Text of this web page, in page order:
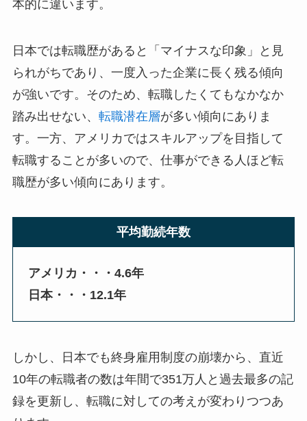
本的に違います。
日本では転職歴があると「マイナスな印象」と見
られがちであり、一度入った企業に長く残る傾向
が強いです。そのため、転職したくてもなかなか
踏み出せない、 転職潜在層が多い傾向にありま
す。一方、アメリカではスキルアップを目指して
転職することが多いので、仕事ができる人ほど転
職歴が多い傾向にあります。
平均勤続年数
アメリカ・・・4.6年
日本・・・12.1年
しかし、日本でも終身雇用制度の崩壊から、直近
10年の転職者の数は年間で351万人と過去最多の記
録を更新し、転職に対しての考えが変わりつつあ